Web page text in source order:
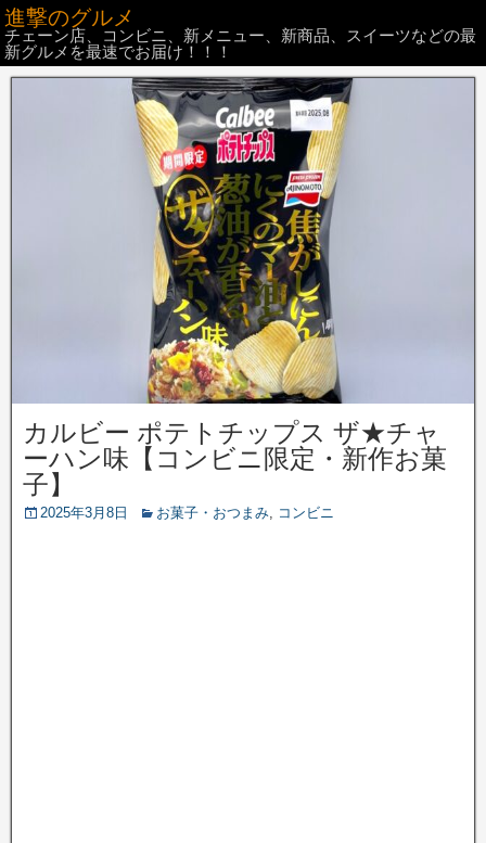
進撃のグルメ
チェーン店、コンビニ、新メニュー、新商品、スイーツなどの最
新グルメを最速でお届け！！！
カルビー ポテトチップス ザ★チャ
ーハン味【コンビニ限定・新作お菓
子】
2025年3月8日 お菓子・おつまみ, コンビニ